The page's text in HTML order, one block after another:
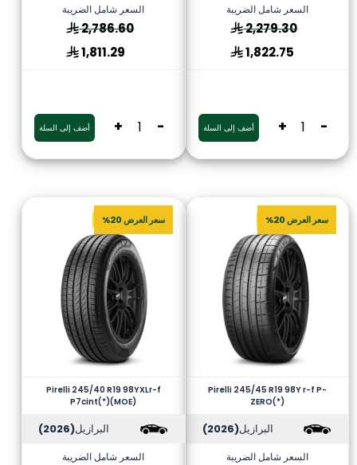
السعر شامل الضريبة
2,279.30
1,822.75
-
+ أضف إلى السلة
السعر شامل الضريبة
2,786.60
1,811.29
-
+ أضف إلى السلة
سعر العرض 20%
Pirelli 245/45 R19 98Y r-f P-
ZERO(*)
البرازيل(2026)
السعر شامل الضريبة
سعر العرض 20%
Pirelli 245/40 R19 98YXLr-f
P7cint(*)(MOE)
البرازيل(2026)
السعر شامل الضريبة